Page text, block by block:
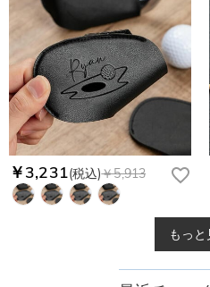
￥3,231(税込)￥5,913
もっと